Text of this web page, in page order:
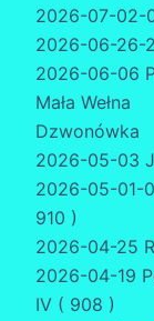
2026-07-02-
2026-06-26-
2026-06-06
Mała Wełna
Dzwonówka
2026-05-03
2026-05-01-
910 )
2026-04-25
2026-04-19
IV ( 908 )